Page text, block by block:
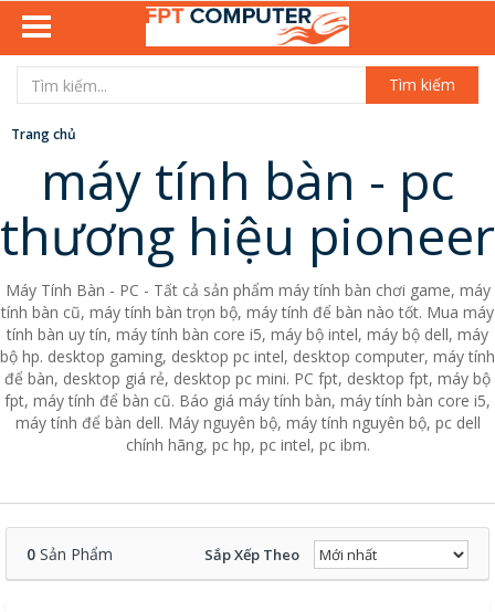
Tìm kiếm
Trang chủ
máy tính bàn - pc
thương hiệu pioneer
Máy Tính Bàn - PC - Tất cả sản phẩm máy tính bàn chơi game, máy
tính bàn cũ, máy tính bàn trọn bộ, máy tính để bàn nào tốt. Mua máy
tính bàn uy tín, máy tính bàn core i5, máy bộ intel, máy bộ dell, máy
bộ hp. desktop gaming, desktop pc intel, desktop computer, máy tính
để bàn, desktop giá rẻ, desktop pc mini. PC fpt, desktop fpt, máy bộ
fpt, máy tính để bàn cũ. Báo giá máy tính bàn, máy tính bàn core i5,
máy tính để bàn dell. Máy nguyên bộ, máy tính nguyên bộ, pc dell
chính hãng, pc hp, pc intel, pc ibm.
0 Sản Phẩm Sắp Xếp Theo